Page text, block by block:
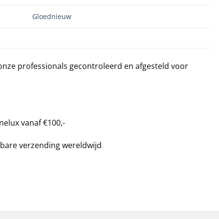
Gloednieuw
professionals gecontroleerd en afgesteld voor
vanaf €100,-
verzending wereldwijd